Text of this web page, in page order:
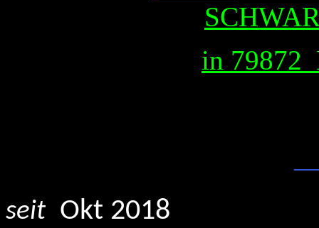
in 79872
seit Okt 2018